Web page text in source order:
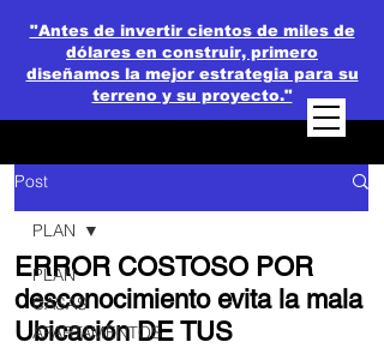
"Antes de invertir cientos de miles de
dólares en construir, primero
diseñamos la mejor estrategia para su
terreno y su proyecto."
Post
PLAN
CASAS
APARTAMENTOS
PLAN
ERROR COSTOSO POR
desconocimiento evita la mala
Ubicación DE TUS